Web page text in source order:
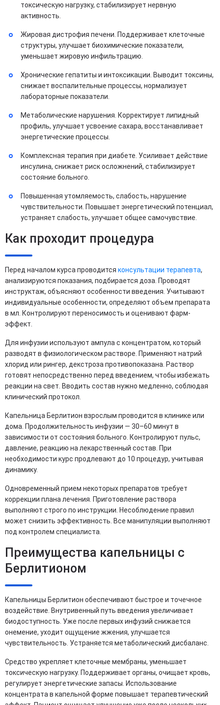
токсическую нагрузку, стабилизирует нервную
активность.
Жировая дистрофия печени. Поддерживает клеточные
структуры, улучшает биохимические показатели,
уменьшает жировую инфильтрацию.
Хронические гепатиты и интоксикации. Выводит токсины,
снижает воспалительные процессы, нормализует
лабораторные показатели.
Метаболические нарушения. Корректирует липидный
профиль, улучшает усвоение сахара, восстанавливает
энергетические процессы.
Комплексная терапия при диабете. Усиливает действие
инсулина, снижает риск осложнений, стабилизирует
состояние больного.
Повышенная утомляемость, слабость, нарушение
чувствительности. Повышает энергетический потенциал,
устраняет слабость, улучшает общее самочувствие.
Как проходит процедура
Перед началом курса проводится консультации терапевта,
анализируются показания, подбирается доза. Проводят
инструктаж, объясняют особенности введения. Учитывают
индивидуальные особенности, определяют объем препарата
в мл. Контролируют переносимость и оценивают фарм-
эффект.
Для инфузии используют ампула с концентратом, который
разводят в физиологическом растворе. Применяют натрий
хлорид или рингер, декстроза противопоказана. Раствор
готовят непосредственно перед введением, чтобы избежать
реакции на свет. Вводить состав нужно медленно, соблюдая
клинический протокол.
Капельница Берлитион взрослым проводится в клинике или
дома. Продолжительность инфузии — 30–60 минут в
зависимости от состояния больного. Контролируют пульс,
давление, реакцию на лекарственный состав. При
необходимости курс продлевают до 10 процедур, учитывая
динамику.
Одновременный прием некоторых препаратов требует
коррекции плана лечения. Приготовление раствора
выполняют строго по инструкции. Несоблюдение правил
может снизить эффективность. Все манипуляции выполняют
под контролем специалиста.
Преимущества капельницы с
Берлитионом
Капельницы Берлитион обеспечивают быстрое и точечное
воздействие. Внутривенный путь введения увеличивает
биодоступность. Уже после первых инфузий снижается
онемение, уходит ощущение жжения, улучшается
чувствительность. Устраняется метаболический дисбаланс.
Средство укрепляет клеточные мембраны, уменьшает
токсическую нагрузку. Поддерживает органы, очищает кровь,
регулирует энергетические запасы. Использование
концентрата в капельной форме повышает терапевтический